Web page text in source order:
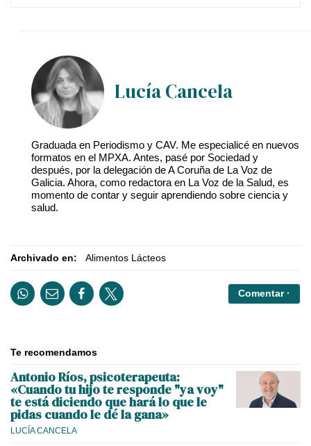
Lucía Cancela
Graduada en Periodismo y CAV. Me especialicé en nuevos
formatos en el MPXA. Antes, pasé por Sociedad y
después, por la delegación de A Coruña de La Voz de
Galicia. Ahora, como redactora en La Voz de la Salud, es
momento de contar y seguir aprendiendo sobre ciencia y
salud.
Archivado en: Alimentos Lácteos
Comentar ·
Te recomendamos
Antonio Ríos, psicoterapeuta:
«Cuando tu hijo te responde "ya voy"
te está diciendo que hará lo que le
pidas cuando le dé la gana»
LUCÍA CANCELA